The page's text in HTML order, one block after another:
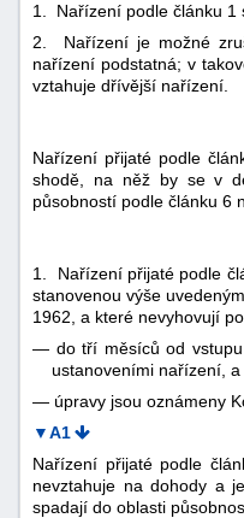
1. Nařízení podle článku 1
2. Nařízení je možné
nařízení podstatná; v
vztahuje dřívější nařízení.
Nařízení přijaté podle
shodě, na něž by se v
působností podle článku 6
1. Nařízení přijaté podle
stanovenou výše
1962, a které nevyhovují
— do tří měsíců od
ustanoveními nařízení, a
— úpravy jsou oznámeny
▼A1
Nařízení přijaté podle
nevztahuje na dohody a
spadají do oblasti